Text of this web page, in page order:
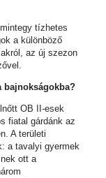
tízhetes
a különböző
az új szezon
bajnokságokba?
OB II-esek
fiatal gárdánk az
A területi
a tavalyi gyermek
ott a